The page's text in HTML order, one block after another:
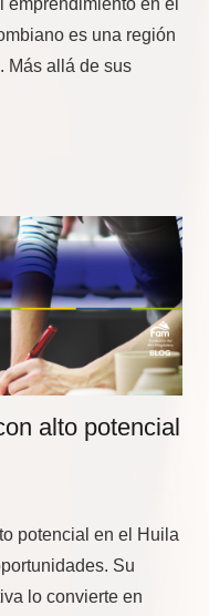
emprendimiento en el
es una región
Más allá de sus
alto potencial
potencial en el Huila
Su
lo convierte en